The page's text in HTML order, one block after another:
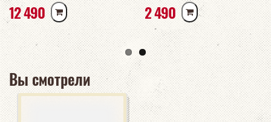
полный курс
12 490РУБ 2 490РУБ
Вы смотрели